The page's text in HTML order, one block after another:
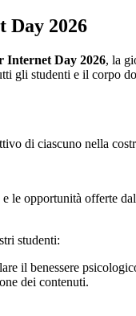
Day 2026
Internet Day 2026, la
gli studenti e il corpo
di ciascuno nella
e le opportunità offerte
studenti:
il benessere
dei contenuti.